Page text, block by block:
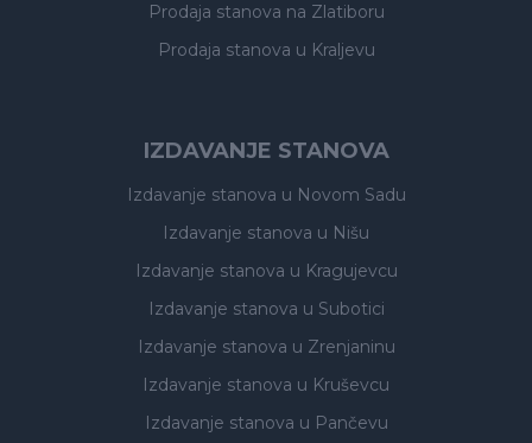
Prodaja stanova na Zlatiboru
Prodaja stanova u Kraljevu
IZDAVANJE STANOVA
Izdavanje stanova u Novom Sadu
Izdavanje stanova u Nišu
Izdavanje stanova u Kragujevcu
Izdavanje stanova u Subotici
Izdavanje stanova u Zrenjaninu
Izdavanje stanova u Kruševcu
Izdavanje stanova u Pančevu